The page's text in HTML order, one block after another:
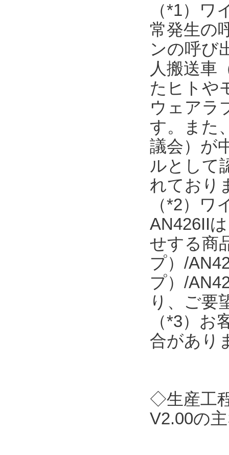
（*1）
常発生の
ンの呼び
人搬送車
たヒトや
ウェアラ
す。また
議会）が
ルとして
れており
（*2）
AN426II
せする商
プ）/
プ）/
り、ご
（*3）
合があり
◇生産工
V2.00の